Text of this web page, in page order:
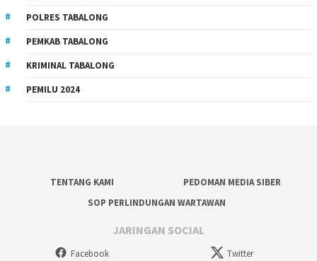
POLRES TABALONG
PEMKAB TABALONG
KRIMINAL TABALONG
PEMILU 2024
TENTANG KAMI
PEDOMAN MEDIA SIBER
SOP PERLINDUNGAN WARTAWAN
JARINGAN SOCIAL
Facebook Twitter